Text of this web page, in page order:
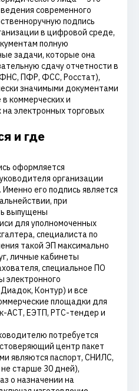
современного
подпись
в цифровой среде,
полную
задачи, которые она
сдачу отчетности в
ПФР, ФСС, Росстат),
значимыми документами
коммерческих и
на электронных торговых
и где
оформляется
организации
его подпись является
при
выпущены
для уполномоченных
специалиста по
такой ЭП максимально
личные кабинеты
специальное ПО
электронного
Контур) и все
площадки для
АСТ, ЕЭТП, РТС-тендер и
потребуется
центр пакет
являются паспорт, СНИЛС,
старше 30 дней),
о назначении на